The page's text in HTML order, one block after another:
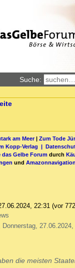
Suche:
am Meer| Zum Tode
Kopp-Verlag |
das Gelbe Forum durch
und Amazonnavigation
22:31 (vor
die meisten